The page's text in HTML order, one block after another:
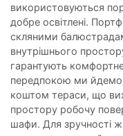
використовуються
добре освітлені.
скляними
внутрішнього
гарантують
передпокою ми йдемо
коштом тераси, що
простору робочу
шафи. Для зручності